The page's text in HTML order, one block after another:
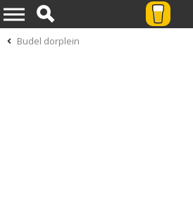
Budel dorplein